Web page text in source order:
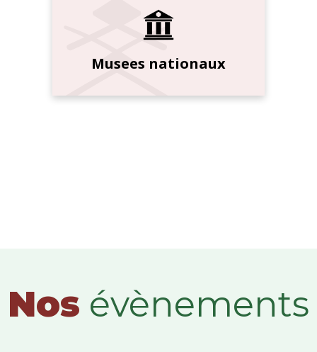
Musees nationaux
Nos évènements